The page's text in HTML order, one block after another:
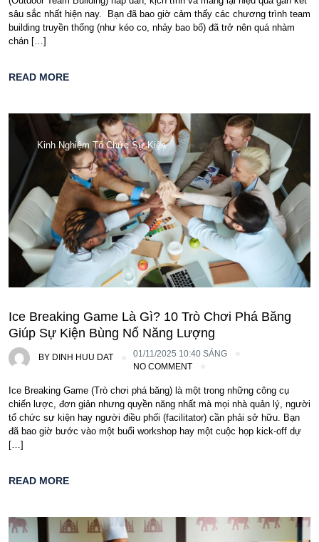
sâu sắc nhất hiện nay. Bạn đã bao giờ cảm thấy các chương trình team
building truyền thống (như kéo co, nhảy bao bố) đã trở nên quá nhàm
chán […]
READ MORE
Kinh Nghiệm Tổ Chức Sự Kiện
Ice Breaking Game Là Gì? 10 Trò Chơi Phá Băng
Giúp Sự Kiện Bùng Nổ Năng Lượng
BY DINH HUU DAT
01/11/2025 10:40 SÁNG
NO COMMENT
Ice Breaking Game (Trò chơi phá băng) là một trong những công cụ
chiến lược, đơn giản nhưng quyền năng nhất mà mọi nhà quản lý, người
tổ chức sự kiện hay người điều phối (facilitator) cần phải sở hữu. Bạn
đã bao giờ bước vào một buổi workshop hay một cuộc họp kick-off dự
[…]
READ MORE